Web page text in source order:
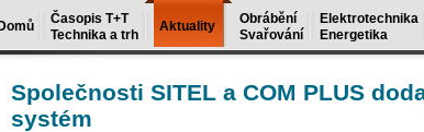
Domů
Časopis T+T
Technika a trh
Aktuality
Obrábění
Svařování
Elektrotechnika
Energetika
Společnosti SITEL a COM PLUS
systém